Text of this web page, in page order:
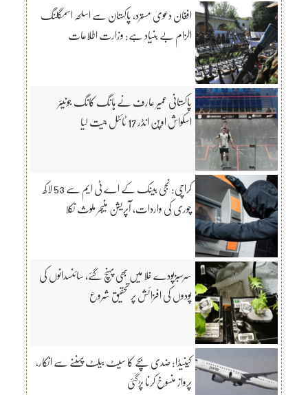
افغان دعویٰ مسترد، پاکستان سے اسلحہ اسمگلنگ
الزام بے بنیاد ہے: وزارت اطلاعات
پاکستانی عمیر عارف نے ہانگ کانگ جونیئر
اسکواش اوپن انڈر 17 ٹائٹل جیت لیا
کراچی: نجی بینک کے اے ٹی ایم سے 53 لاکھ
چوری کی واردات، آپریشن منیجر ملوث نکلا
سرسبزپودے خلا میں بھی پہنچ گئے، سائنسدانوں کی
پودوں کی افزائش پر تحقیق شروع
کینیڈا: ضدی بچے کا سیٹ بیلٹ پہننے سے انکار،
پرواز منسوخ کرنا پڑگئی